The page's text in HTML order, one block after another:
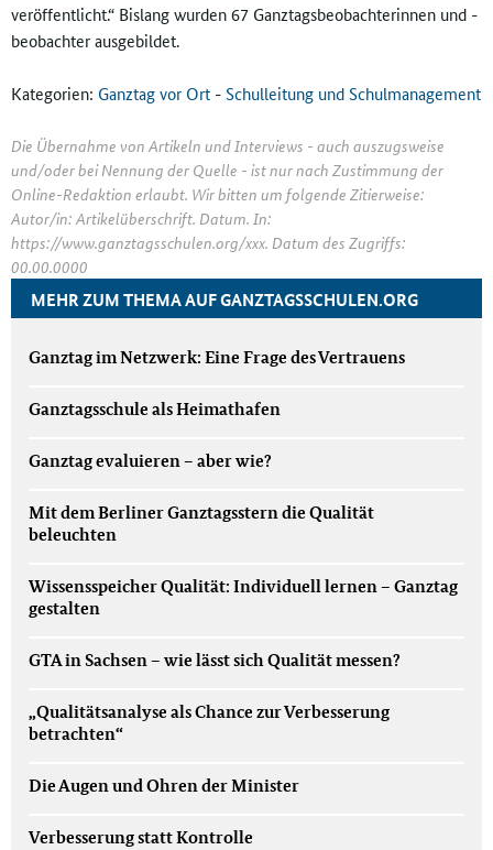
veröffentlicht.“ Bislang wurden 67 Ganztagsbeobachterinnen und -
beobachter ausgebildet.
Kategorien: Ganztag vor Ort -Schulleitung und Schulmanagement
Die Übernahme von Artikeln und Interviews - auch auszugsweise
und/oder bei Nennung der Quelle - ist nur nach Zustimmung der
Online-Redaktion erlaubt. Wir bitten um folgende Zitierweise:
Autor/in: Artikelüberschrift. Datum. In:
https://www.ganztagsschulen.org/xxx. Datum des Zugriffs:
00.00.0000
MEHR ZUM THEMA AUF GANZTAGSSCHULEN.ORG
Ganztag im Netzwerk: Eine Frage des Vertrauens
Ganztagsschule als Heimathafen
Ganztag evaluieren – aber wie?
Mit dem Berliner Ganztagsstern die Qualität
beleuchten
Wissensspeicher Qualität: Individuell lernen – Ganztag
gestalten
GTA in Sachsen – wie lässt sich Qualität messen?
„Qualitätsanalyse als Chance zur Verbesserung
betrachten“
Die Augen und Ohren der Minister
Verbesserung statt Kontrolle